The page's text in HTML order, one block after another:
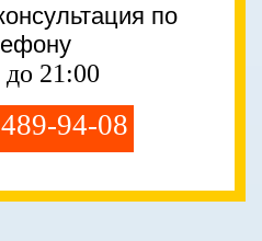
по
до 21:00
94-08